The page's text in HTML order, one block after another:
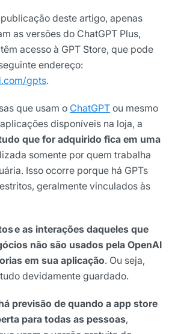
deste artigo, apenas
as versões do ChatGPT Plus,
acesso à GPT Store, que pode
endereço:
gpts.
que usam o ChatGPT ou mesmo
disponíveis na loja, a
que for adquirido fica em uma
somente por quem trabalha
Isso ocorre porque há GPTs
geralmente vinculados às
e as interações daqueles que
não são usados pela OpenAI
em sua aplicação. Ou seja,
devidamente guardado.
previsão de quando a app store
para todas as pessoas,